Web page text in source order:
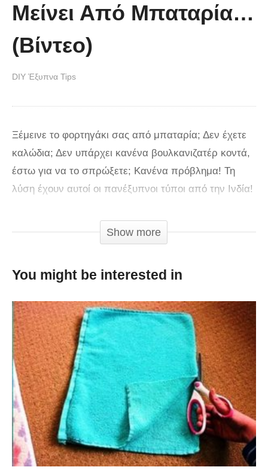
λουλούδια στο βάζο.
Μείνει Από Μπαταρία…
(Βίντεο)
DIY Έξυπνα Tips
Ξέμεινε το φορτηγάκι σας από μπαταρία; Δεν έχετε
καλώδια; Δεν υπάρχει κανένα βουλκανιζατέρ κοντά,
έστω για να το σπρώξετε; Κανένα πρόβλημα! Τη
λύση έχουν αυτοί οι πανέξυπνοι τύποι από την Ινδία!
φανταστήκατε. Η μέθοδός τους είναι πολύ πιο απλή
και θα σας αφήσει άφωνους!
via
Show more
You might be interested in